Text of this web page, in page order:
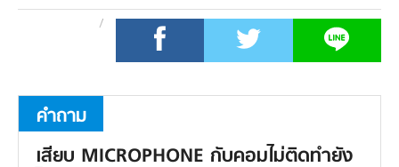
คำถาม
เสียบ MICROPHONE กับคอมไม่ติดทำยัง